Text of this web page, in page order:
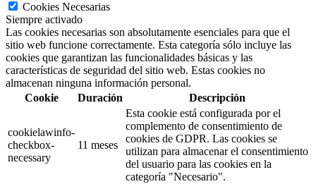
Cookies Necesarias
Siempre activado
Las cookies necesarias son absolutamente esenciales para que el
sitio web funcione correctamente. Esta categoría sólo incluye las
cookies que garantizan las funcionalidades básicas y las
características de seguridad del sitio web. Estas cookies no
almacenan ninguna información personal.
Cookie
Duración Descripción
cookielawinfo-
checkbox-
necessary
11 meses
Esta cookie está configurada por el
complemento de consentimiento de
cookies de GDPR. Las cookies se
utilizan para almacenar el consentimiento
del usuario para las cookies en la
categoría "Necesario".